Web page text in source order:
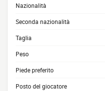
Nazionalità
Seconda nazionalità
Taglia
Peso
Piede preferito
Posto del giocatore